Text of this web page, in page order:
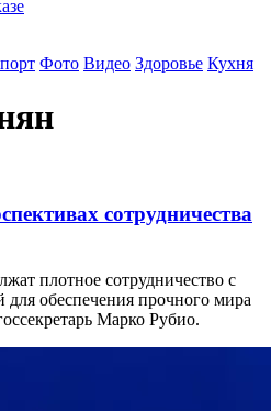
Фото Видео Здоровье Кухня
сотрудничества
плотное сотрудничество с
обеспечения прочного мира
Марко Рубио.